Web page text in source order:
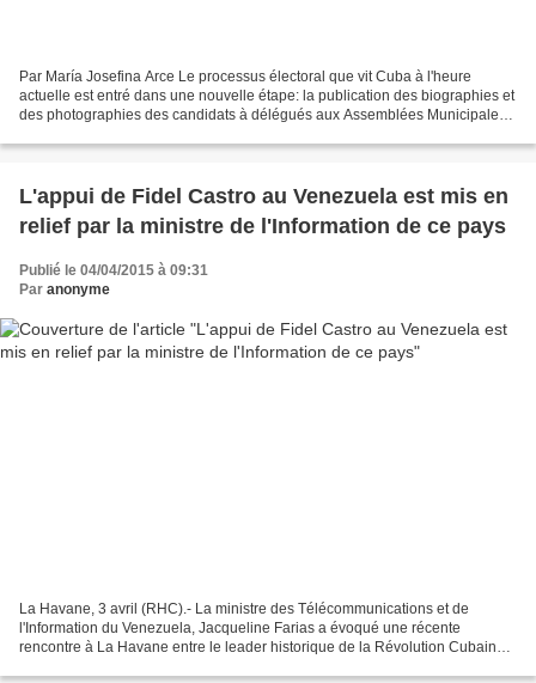
Par María Josefina Arce Le processus électoral que vit Cuba à l'heure
actuelle est entré dans une nouvelle étape: la publication des biographies et
des photographies des candidats à délégués aux Assemblées Municipales
L'appui de Fidel Castro au Venezuela est mis en
relief par la ministre de l'Information de ce pays
Publié le 04/04/2015 à 09:31
Par anonyme
La Havane, 3 avril (RHC).- La ministre des Télécommunications et de
l'Information du Venezuela, Jacqueline Farias a évoqué une récente
rencontre à La Havane entre le leader historique de la Révolution Cubaine,